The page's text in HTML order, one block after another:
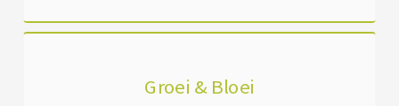
Groei & Bloei